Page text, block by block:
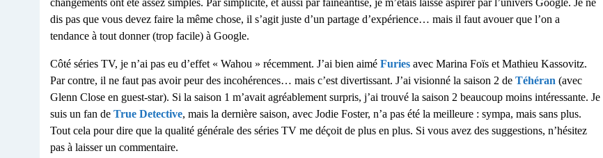
changements ont été assez simples. Par simplicité, et aussi par fainéantise, je m’étais laissé aspirer par l’univers Google. Je ne
dis pas que vous devez faire la même chose, il s’agit juste d’un partage d’expérience… mais il faut avouer que l’on a
tendance à tout donner (trop facile) à Google.
Côté séries TV, je n’ai pas eu d’effet « Wahou » récemment. J’ai bien aimé Furies avec Marina Foïs et Mathieu Kassovitz.
Par contre, il ne faut pas avoir peur des incohérences… mais c’est divertissant. J’ai visionné la saison 2 de Téhéran (avec
Glenn Close en guest-star). Si la saison 1 m’avait agréablement surpris, j’ai trouvé la saison 2 beaucoup moins intéressante. Je
suis un fan de True Detective, mais la dernière saison, avec Jodie Foster, n’a pas été la meilleure : sympa, mais sans plus.
Tout cela pour dire que la qualité générale des séries TV me déçoit de plus en plus. Si vous avez des suggestions, n’hésitez
pas à laisser un commentaire.